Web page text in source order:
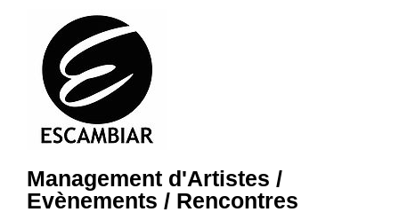
Management d'Artistes /
Evènements / Rencontres